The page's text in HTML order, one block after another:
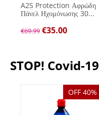
A2S Protection Αφρώδη
Πάνελ Ηχομόνωσης 30...
€69.99 €35.00
STOP! Covid-19
OFF 40%